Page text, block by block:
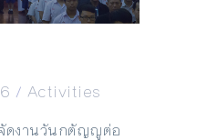
/ Activities
ดงานวันกตัญญูต่อ